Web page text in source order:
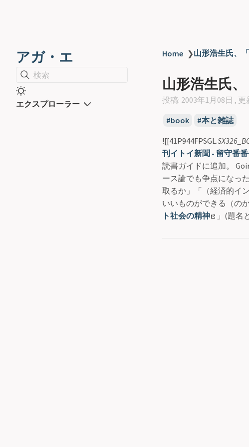
アガ・エ
検索
エクスプローラー
Home ❯山形浩生氏、
山形浩生氏
投稿: 2003年1月08日 , 更
book 本と雑誌
![[41P944FPSGL.
刊イトイ新聞 - 留守番
読書ガイドに追加。
ース論でも争点になっ
取るか」「（経済的イ
いいものができる（の
ト社会の精神
」(題名